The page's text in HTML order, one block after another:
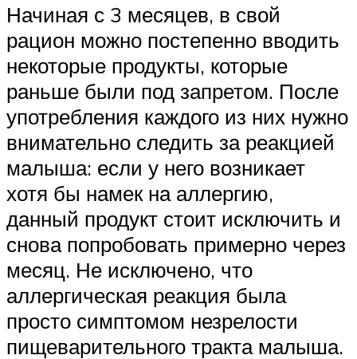
Начиная с 3 месяцев, в свой
рацион можно постепенно вводить
некоторые продукты, которые
раньше были под запретом. После
употребления каждого из них нужно
внимательно следить за реакцией
малыша: если у него возникает
хотя бы намек на аллергию,
данный продукт стоит исключить и
снова попробовать примерно через
месяц. Не исключено, что
аллергическая реакция была
просто симптомом незрелости
пищеварительного тракта малыша.